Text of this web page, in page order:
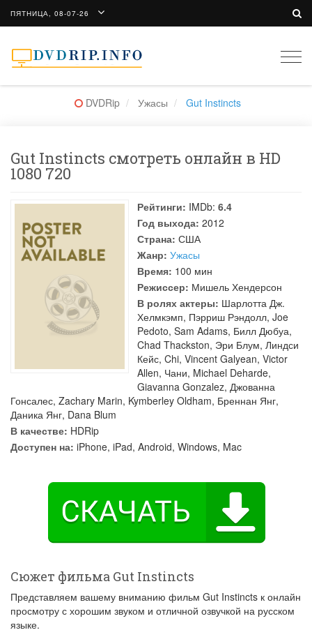
ПЯТНИЦА, 08-07-26
DVDRip Ужасы Gut Instincts
Gut Instincts смотреть онлайн в HD
1080 720
Рейтинги: IMDb: 6.4
Год выхода: 2012
Страна: США
Жанр: Ужасы
Время: 100 мин
Режиссер: Мишель Хендерсон
В ролях актеры: Шарлотта Дж.
Хелмкэмп, Пэрриш Рэндолл, Joe
Pedoto, Sam Adams, Билл Дюбуа,
Chad Thackston, Эри Блум, Линдси
Кейс, Chi, Vincent Galyean, Victor
Allen, Чани, Michael Deharde,
Giavanna Gonzalez, Джованна
Гонсалес, Zachary Marin, Kymberley Oldham, Бреннан Янг,
Даника Янг, Dana Blum
В качестве: HDRip
Доступен на: iPhone, iPad, Android, Windows, Mac
Сюжет фильма Gut Instincts
Представляем вашему вниманию фильм Gut Instincts к онлайн
просмотру с хорошим звуком и отличной озвучкой на русском
языке.